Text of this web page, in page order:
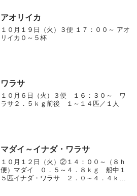
アオリイカ
１０月１９日（火）３便 １７：００～ アオ
リイカ０～５杯
ワラサ
１０月６日（火）３便 １６：３０～ ワ
ラサ２．５ｋｇ前後 １～１４匹／１人
マダイ～イナダ・ワラサ
１０月１２日（火）②１４：００～（８ｈ
便）マダイ ０．５～４．８ｋｇ 船中１
５匹イナダ・ワラサ ２．０～４．４ｋ